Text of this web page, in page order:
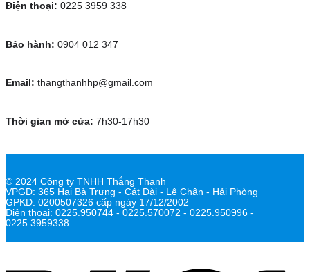
Điện thoại: 0225 3959 338
Bảo hành: 0904 012 347
Email: thangthanhhp@gmail.com
Thời gian mở cửa: 7h30-17h30
© 2024 Công ty TNHH Thắng Thanh
VPGD: 365 Hai Bà Trưng - Cát Dài - Lê Chân - Hải Phòng
GPKD: 0200507326 cấp ngày 17/12/2002
Điện thoại: 0225.950744 - 0225.570072 - 0225.950996 -
0225.3959338